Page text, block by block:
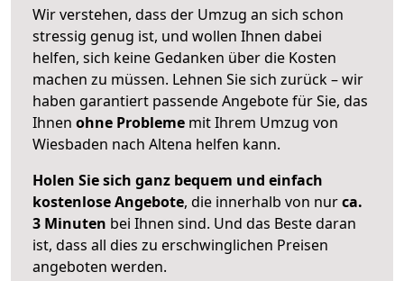
Wir verstehen, dass der Umzug an sich schon
stressig genug ist, und wollen Ihnen dabei
helfen, sich keine Gedanken über die Kosten
machen zu müssen. Lehnen Sie sich zurück – wir
haben garantiert passende Angebote für Sie, das
Ihnen ohne Probleme mit Ihrem Umzug von
Wiesbaden nach Altena helfen kann.
Holen Sie sich ganz bequem und einfach
kostenlose Angebote, die innerhalb von nurca.
3 Minuten bei Ihnen sind. Und das Beste daran
ist, dass all dies zu erschwinglichen Preisen
angeboten werden.